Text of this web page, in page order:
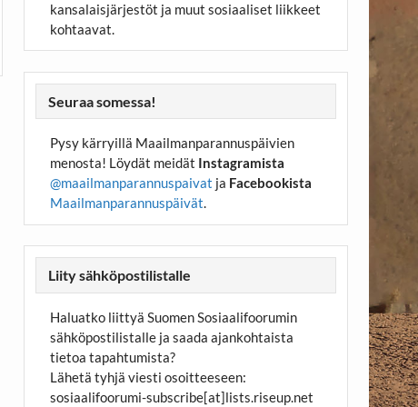
kansalaisjärjestöt ja muut sosiaaliset liikkeet
kohtaavat.
Seuraa somessa!
Pysy kärryillä Maailmanparannuspäivien
menosta! Löydät meidät Instagramista
@maailmanparannuspaivat ja Facebookista
Maailmanparannuspäivät.
Liity sähköpostilistalle
Haluatko liittyä Suomen Sosiaalifoorumin
sähköpostilistalle ja saada ajankohtaista
tietoa tapahtumista?
Lähetä tyhjä viesti osoitteeseen:
sosiaalifoorumi-subscribe[at]lists.riseup.net